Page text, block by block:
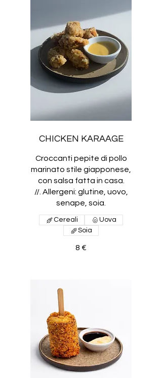
CHICKEN KARAAGE
Croccanti pepite di pollo
marinato stile giapponese,
con salsa fatta in casa.
//. Allergeni: glutine, uovo,
senape, soia.
8 €
Cereali
Uova
Soia